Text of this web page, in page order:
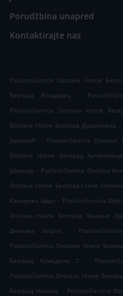
Porudžbina unapred
Kontaktirajte nas
Poslastičarnica Dostava Hrane
Београд Вождовац
.
Poslastičarnica Dostava Hrane
Dostava Hrane Београд Душановац .
Јерковић
. Poslastičarnica Dostava
Dostava Hrane Београд
Шумице . Poslastičarnica Dostava
Dostava Hrane Београд Степа
Канарево Брдо . Poslastičarnica
Dostava Hrane Београд Пашино
Денкова башта
.
Poslastičarnica Dostava Hrane
Београд Кумодраж 2
.
Poslastičarnica Dostava Hrane
Београд Неимар . Poslastičarnica